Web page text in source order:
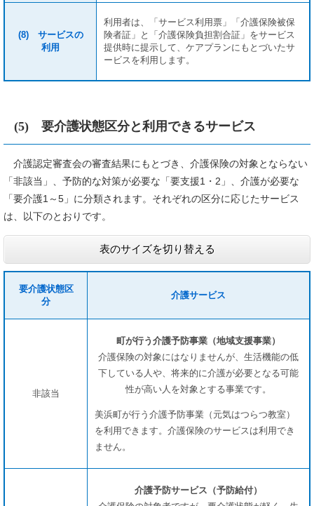
(8) サービスの
利用
利用者は、「サービス利用票」「介護保険被保
険者証」と「介護保険負担割合証」をサービス
提供時に提示して、ケアプランにもとづいたサ
ービスを利用します。
(5) 要介護状態区分と利用できるサービス
介護認定審査会の審査結果にもとづき、介護保険の対象とならない
「非該当」、予防的な対策が必要な「要支援1・2」、介護が必要な
「要介護1～5」に分類されます。それぞれの区分に応じたサービス
は、以下のとおりです。
表のサイズを切り替える
要介護状態区
分
介護サービス
非該当
町が行う介護予防事業（地域支援事業）
介護保険の対象にはなりませんが、生活機能の低
下している人や、将来的に介護が必要となる可能
性が高い人を対象とする事業です。
美浜町が行う介護予防事業（元気はつらつ教室）
を利用できます。介護保険のサービスは利用でき
ません。
介護予防サービス（予防給付）